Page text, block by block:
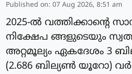
Published on: 07 Aug 2026, 8:51 am
2025-ല്‍ വത്തിക്കാന്റെ
നിക്ഷേപ ങ്ങളുടെയും
അറ്റമൂല്യം ഏകദേശം 3
(2.686 ബില്യണ്‍ യൂറോ)